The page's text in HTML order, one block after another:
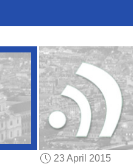
23 April 2015